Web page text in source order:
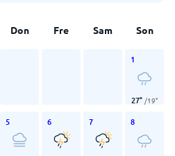
Don Fre Sam Son
1
27° /19°
5 6 7 8